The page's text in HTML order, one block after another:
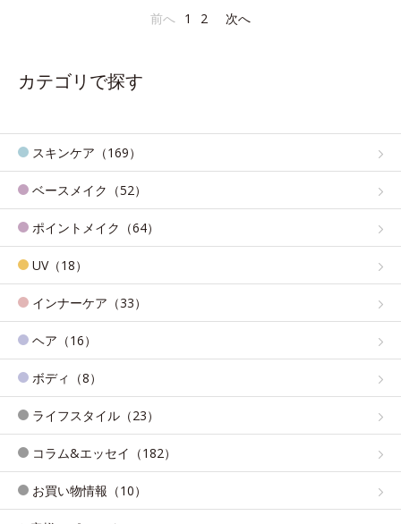
前へ 1 2 次へ
カテゴリで探す
スキンケア（169）
ベースメイク（52）
ポイントメイク（64）
UV（18）
インナーケア（33）
ヘア（16）
ボディ（8）
ライフスタイル（23）
コラム&エッセイ（182）
お買い物情報（10）